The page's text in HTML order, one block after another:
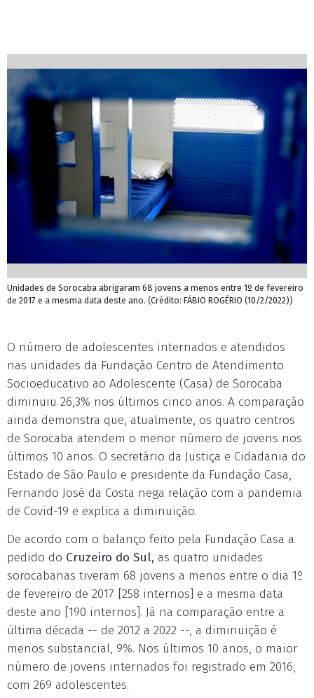
Unidades de Sorocaba abrigaram 68 jovens a menos entre 1º de fevereiro
de 2017 e a mesma data deste ano. (Crédito: FÁBIO ROGÉRIO (10/2/2022))
O número de adolescentes internados e atendidos
nas unidades da Fundação Centro de Atendimento
Socioeducativo ao Adolescente (Casa) de Sorocaba
diminuiu 26,3% nos últimos cinco anos. A comparação
ainda demonstra que, atualmente, os quatro centros
de Sorocaba atendem o menor número de jovens nos
últimos 10 anos. O secretário da Justiça e Cidadania do
Estado de São Paulo e presidente da Fundação Casa,
Fernando José da Costa nega relação com a pandemia
de Covid-19 e explica a diminuição.
De acordo com o balanço feito pela Fundação Casa a
pedido do Cruzeiro do Sul, as quatro unidades
sorocabanas tiveram 68 jovens a menos entre o dia 1º
de fevereiro de 2017 [258 internos] e a mesma data
deste ano [190 internos]. Já na comparação entre a
última década -- de 2012 a 2022 --, a diminuição é
menos substancial, 9%. Nos últimos 10 anos, o maior
número de jovens internados foi registrado em 2016,
com 269 adolescentes.